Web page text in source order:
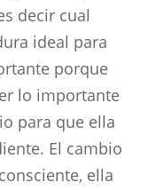
decir cual
ideal para
porque
lo importante
para que ella
El cambio
ella